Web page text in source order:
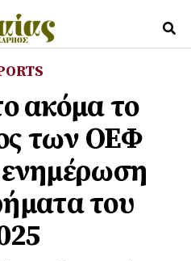
ακόμα το
των ΟΕΦ
ενημέρωση
του